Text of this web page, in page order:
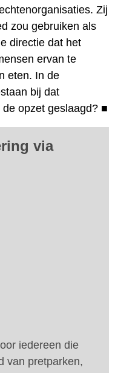
Zij
zou gebruiken als
directie dat het
ervan te
eten. In de
bij dat
opzet geslaagd? ■
via
iedereen die
van pretparken,